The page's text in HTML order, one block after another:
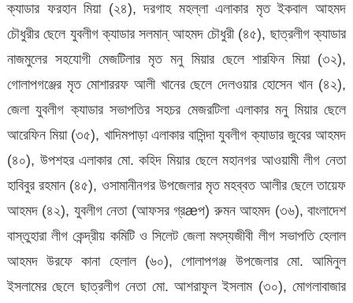
ক্যাডার ফরহান মিয়া (২৪), দরগাহ মহল্লা এলাকার মৃত ইকবাল আহমদ
চৌধুরীর ছেলে যুবলীগ ক্যাডার সলমান্ আহমদ চৌধুরী (৪৫), ছাত্রলীগ ক্যাডার
নাজমুলের সহযোগী মেজটিলার মৃত মনু মিয়ার ছেলে শারফিন মিয়া (৩২),
গোলাপগঞ্জের মৃত মোশাররফ আলী খানের ছেলে দেলওয়ার হোসেন খান (৪২),
জেলা যুবলীগ ক্যাডার সভাপতির সহচর মেজরটিলা এলাকার মনু মিয়ার ছেলে
আরেফিন মিয়া (৩৫), খাদিমপাড়া এলাকার বাসিন্দা যুবলীগ ক্যাডার জুবের আহমদ
(৪০), উপশহর এলাকার মো. কহিদ মিয়ার ছেলে মহানগর আওয়ামী লীগ নেতা
হাবিবুর রহমান (৪৫), ওসামানীনগর উপজেলার মৃত মহব্বত আলীর ছেলে তায়েফ
আহমদ (৪২), যুবলীগ নেতা (আফসর গ্রæপ) রুমন আহমদ (৩৬), বাংলাদেশ
বাস্তুহারা লীগ কেন্দ্রীয় কমিটি ও সিলেট জেলা মৎস্যজীবী লীগ সভাপতি হেলাল
আহমদ উরফে কানা হেলাল (৬০), গোলাপগঞ্জ উপজেলার মো. আমিনুল
ইসলামের ছেলে ছাত্রলীগ নেতা মো. আশরাফুল ইসলাম (৩০), মোগলাবাজার